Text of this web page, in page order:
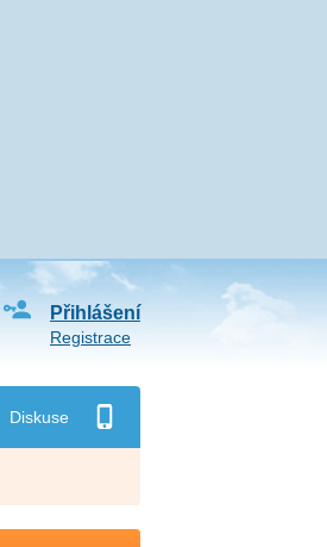
Diskuse
Přihlášení
Registrace